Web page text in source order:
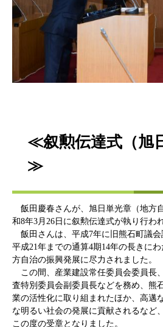
≪叙勲伝達式（旭
≫
飯田慶春さんが、旭日単光章（地方
和8年3月26日に叙勲伝達式が執り行わ
飯田さんは、平成7年に旧熊石町議会
平成21年までの通算4期14年の長きに
方自治の振興発展に尽力されました。
この間、産業建設常任委員会委員長
査特別委員会副委員長などを務め、熊
業の活性化に取り組まれたほか、高邁
な明るい社会の発展に貢献されるなど
この度の受章となりました。